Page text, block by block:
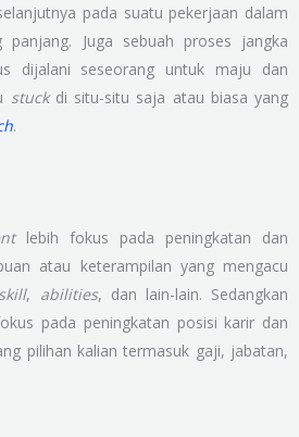
pada suatu pekerjaan dalam
panjang. Juga sebuah proses jangka
dijalani seseorang untuk maju dan
stuck di situ-situ saja atau biasa yang
.
lebih fokus pada peningkatan dan
atau keterampilan yang mengacu
skill, abilities, dan lain-lain. Sedangkan
pada peningkatan posisi karir dan
pilihan kalian termasuk gaji, jabatan,